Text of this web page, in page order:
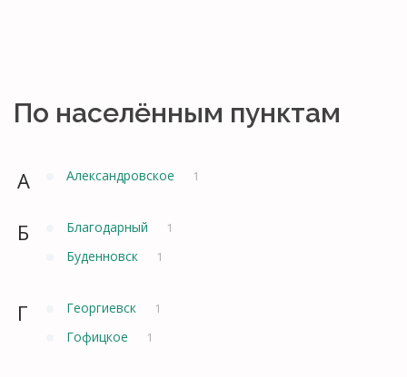
По населённым пунктам
А Александровское 1
Б Благодарный 1
Буденновск 1
Г Георгиевск 1
Гофицкое 1